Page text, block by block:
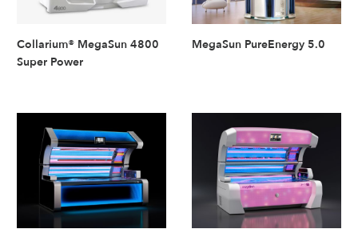
Collarium® MegaSun 4800
Super Power
MegaSun PureEnergy 5.0